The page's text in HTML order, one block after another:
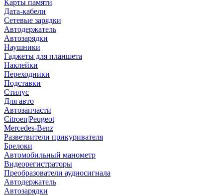
Карты памяти
Дата-кабели
Сетевые зарядки
Автодержатель
Автозарядки
Наушники
Гаджеты для планшета
Наклейки
Переходники
Подставки
Стилус
Для авто
Автозапчасти
Citroen|Peugeot
Mercedes-Benz
Разветвители прикуривателя
Брелоки
Автомобильный манометр
Видеорегистраторы
Преобразователи аудиосигнала
Автодержатель
Автозарядки